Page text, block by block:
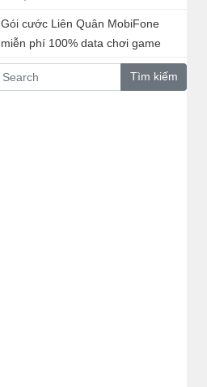
Gói cước Liên Quân MobiFone
miễn phí 100% data chơi game
Tìm kiếm